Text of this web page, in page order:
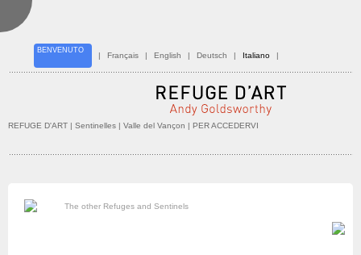
BENVENUTO
| Français | English | Deutsch | Italiano |
REFUGE D'ART | Sentinelles | Valle del Vançon | PER ACCEDERVI
The other Refuges and Sentinels